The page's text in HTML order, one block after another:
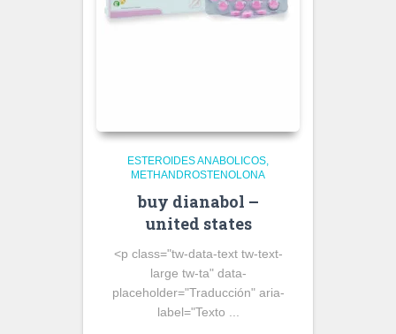
ESTEROIDES ANABOLICOS
METHANDROSTENOLONA
buy dianabol –
united states
<p class="tw-data-text tw-text-
large tw-ta" data-
placeholder="Traducción" aria-
label="Texto ...